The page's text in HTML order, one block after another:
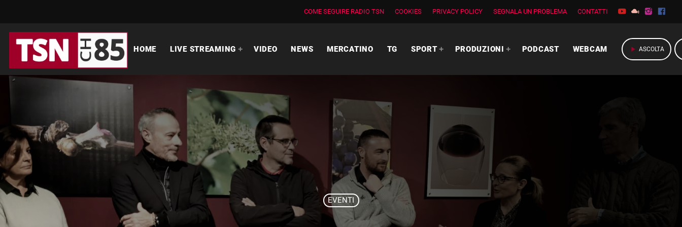
COME SEGUIRE RADIO TSN COOKIES PRIVACY POLICY SEGNALA UN PROBLEMA CONTATTI
HOME LIVE STREAMING VIDEO NEWS MERCATINO TG SPORT PRODUZIONI PODCAST WEBCAM play_arrow ASCOLTA
EVENTI